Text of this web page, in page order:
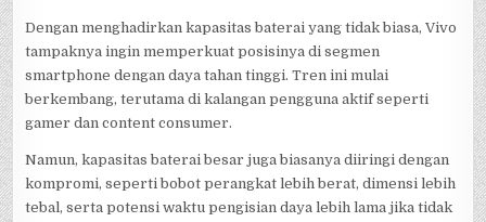
Dengan menghadirkan kapasitas baterai yang tidak biasa, Vivo
tampaknya ingin memperkuat posisinya di segmen
smartphone dengan daya tahan tinggi. Tren ini mulai
berkembang, terutama di kalangan pengguna aktif seperti
gamer dan content consumer.
Namun, kapasitas baterai besar juga biasanya diiringi dengan
kompromi, seperti bobot perangkat lebih berat, dimensi lebih
tebal, serta potensi waktu pengisian daya lebih lama jika tidak